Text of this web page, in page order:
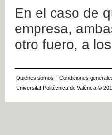
En el caso de
empresa,
otro fuero, a
Quienes somos :: Condiciones
Universitat Politècnica de València ©